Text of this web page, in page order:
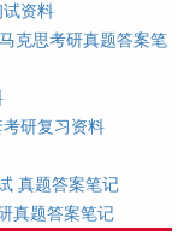
资料
克思考研真题答案笔
研复习资料
真题答案笔记
真题答案笔记